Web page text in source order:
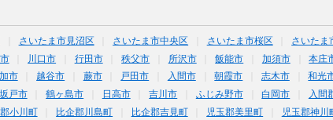
さいたま市見沼区 さいたま市中央区 さいたま市桜区 さいたま
川口市 行田市 秩父市 所沢市 飯能市 加須市 本庄
市 越谷市 蕨市 戸田市 入間市 朝霞市 志木市 和光
坂戸市 鶴ヶ島市 日高市 吉川市 ふじみ野市 白岡市 入間
小川町 比企郡川島町 比企郡吉見町 児玉郡美里町 児玉郡神川